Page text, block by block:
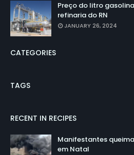
Preço do litro
refinaria do RN
JANUARY 26, 2024
CATEGORIES
TAGS
RECENT IN RECIPES
Manifestantes
em Natal